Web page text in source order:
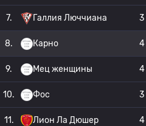
7. Галлия Люччиана 3
8. Карно 4
9. Мец женщины 4
10. Фос 3
11. Лион Ла Дюшер 4